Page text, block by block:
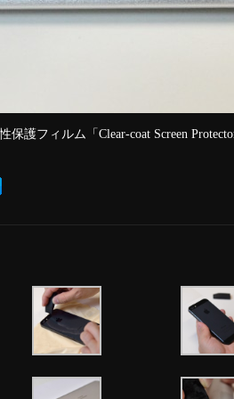
保護フィルム「Clear-coat Screen